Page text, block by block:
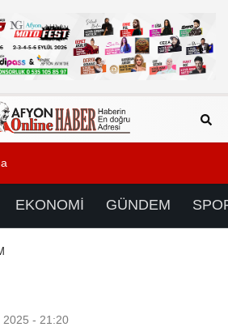
EKONOMİ GÜNDEM
2025 - 21:20